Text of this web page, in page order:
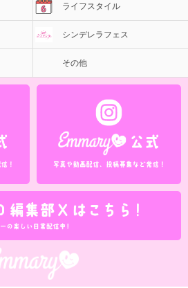
ライフスタイル
シンデレラフェス
その他